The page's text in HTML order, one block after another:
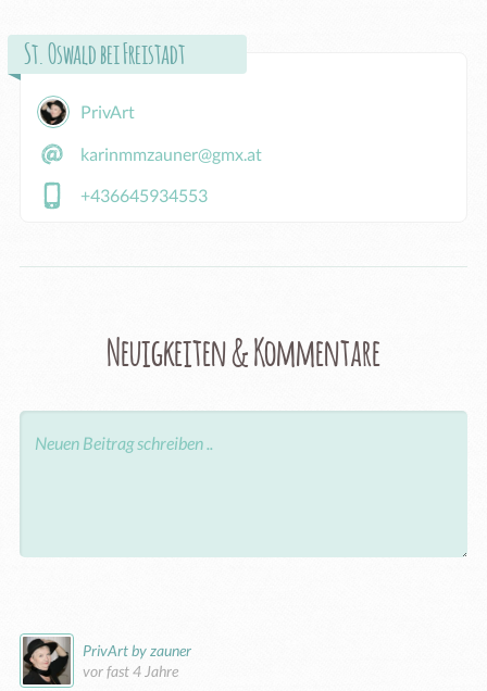
St. Oswald bei Freistadt
PrivArt
karinmmzauner@gmx.at
+436645934553
Neuigkeiten & Kommentare
PrivArt by zauner
vor fast 4 Jahre